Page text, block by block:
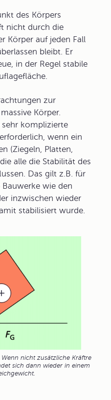
des Körpers
nicht durch die
Körper auf jeden Fall
bleibt. Er
in der Regel stabile
zur
massive Körper.
komplizierte
wenn ein
(Ziegeln, Platten,
alle die Stabilität des
Das gilt z.B. für
wie den
inzwischen wieder
stabilisiert wurde.
nicht zusätzliche Kräftre
sich dann wieder in einem